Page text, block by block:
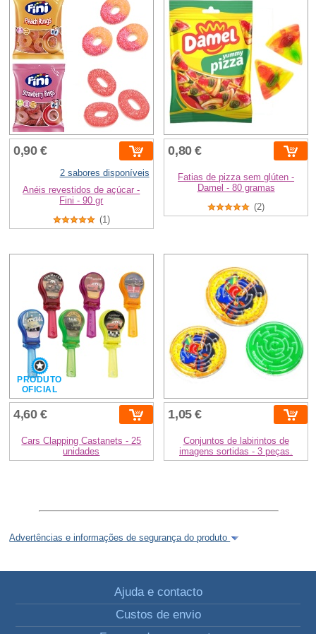
0,90 €
2 sabores disponíveis
Anéis revestidos de açúcar -
Fini - 90 gr
(1)
0,80 €
Fatias de pizza sem glúten -
Damel - 80 gramas
(2)
PRODUTO
OFICIAL
4,60 €
Cars Clapping Castanets - 25
unidades
1,05 €
Conjuntos de labirintos de
imagens sortidas - 3 peças.
Advertências e informações de segurança do produto
Ajuda e contacto
Custos de envio